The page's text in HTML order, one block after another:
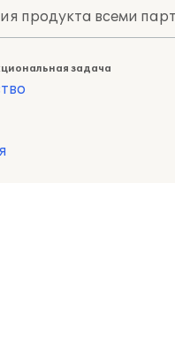
продукта всеми
задача